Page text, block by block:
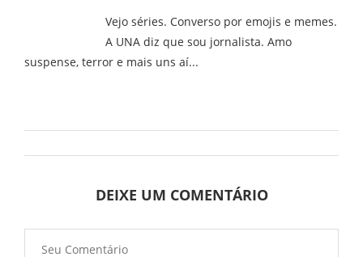
Vejo séries. Converso por emojis e memes.
A UNA diz que sou jornalista. Amo
suspense, terror e mais uns aí...
DEIXE UM COMENTÁRIO